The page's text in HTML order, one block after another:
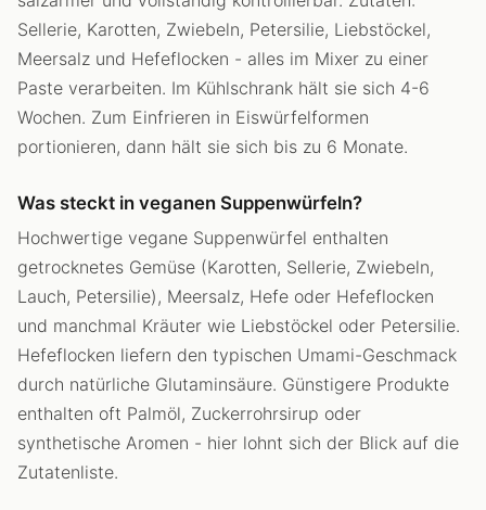
Sellerie, Karotten, Zwiebeln, Petersilie, Liebstöckel,
Meersalz und Hefeflocken - alles im Mixer zu einer
Paste verarbeiten. Im Kühlschrank hält sie sich 4-6
Wochen. Zum Einfrieren in Eiswürfelformen
portionieren, dann hält sie sich bis zu 6 Monate.
Was steckt in veganen Suppenwürfeln?
Hochwertige vegane Suppenwürfel enthalten
getrocknetes Gemüse (Karotten, Sellerie, Zwiebeln,
Lauch, Petersilie), Meersalz, Hefe oder Hefeflocken
und manchmal Kräuter wie Liebstöckel oder Petersilie.
Hefeflocken liefern den typischen Umami-Geschmack
durch natürliche Glutaminsäure. Günstigere Produkte
enthalten oft Palmöl, Zuckerrohrsirup oder
synthetische Aromen - hier lohnt sich der Blick auf die
Zutatenliste.